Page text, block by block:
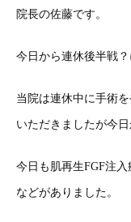
院長の佐藤です。
今日から連休後半戦
当院は連休中に手術
いただきましたが今
今日も肌再生FGF注
などがありました。